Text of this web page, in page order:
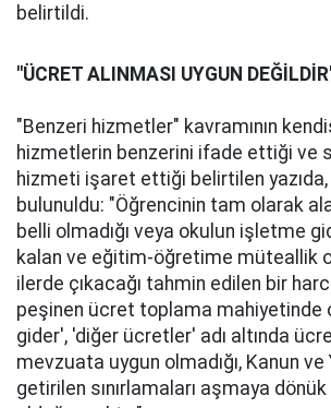
belirtildi.
"ÜCRET ALINMASI UYGUN
"Benzeri hizmetler" kavramının
hizmetlerin benzerini ifade ettiği ve
hizmeti işaret ettiği belirtilen yazıda,
bulunuldu: "Öğrencinin tam olarak
belli olmadığı veya okulun işletme
kalan ve eğitim-öğretime müteallik
ilerde çıkacağı tahmin edilen bir
peşinen ücret toplama mahiyetinde
gider', 'diğer ücretler' adı altında
mevzuata uygun olmadığı, Kanun
getirilen sınırlamaları aşmaya